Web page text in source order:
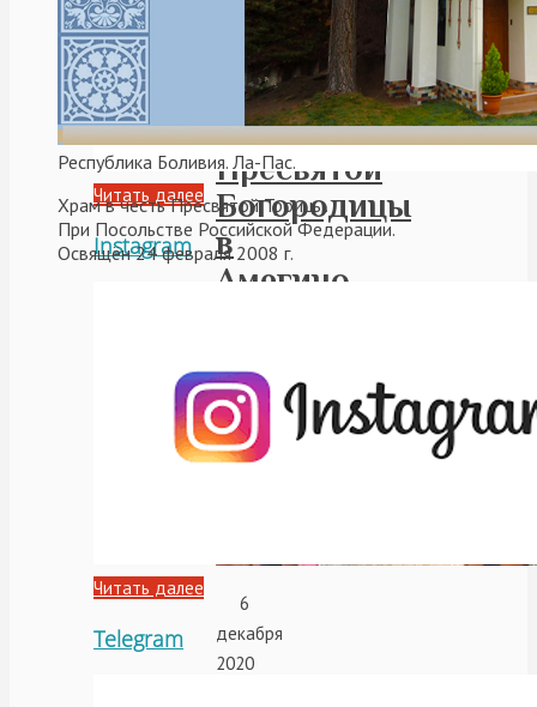
Республика Боливия. Ла-Пас.
Храм в честь Пресвятой Троицы.
При Посольстве Российской Федерации.
Освящён 24 февраля 2008 г.
приходе
Введения
во
Храм
Пресвятой
Богородицы
в
Амегино
6
декабря
2020
Читать далее
Instagram
Читать далее
Telegram